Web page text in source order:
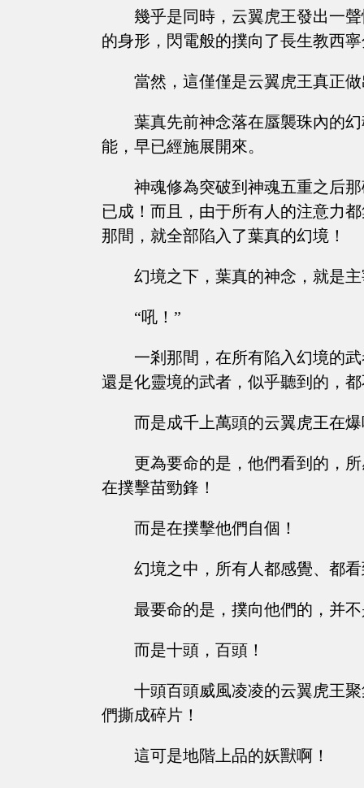
幾乎是同時，云翼虎王發出一
的身形，閃電般的撲向了長生教西
當然，這僅僅是云翼虎王真正
葉真先前神念落在蜃襲珠內的
能，早已經施展開來。
神魂修為突破到神魂五重之后
已成！而且，由于所有人的注意力
那間，就全部陷入了葉真的幻境！
幻境之下，葉真的神念，就是
“吼！”
一剎那間，在所有陷入幻境的
還是化靈境的武者，似乎聽到的，
而是成千上萬頭的云翼虎王在
更為要命的是，他們看到的，
在撲擊苗勁鋒！
而是在撲擊他們自個！
幻境之中，所有人都感覺、都
最要命的是，撲向他們的，并
而是十頭，百頭！
十頭百頭威風凌凌的云翼虎王
們撕成碎片！
這可是地階上品的妖獸啊！